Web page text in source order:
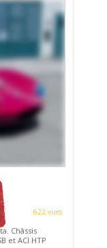
622 vues
Châssis
et ACI HTP